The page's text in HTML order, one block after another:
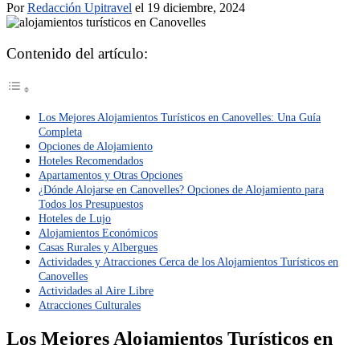
PorRedacción Upitravel el 19 diciembre, 2024
Contenido del artículo:
Los Mejores Alojamientos Turísticos en Canovelles: Una Guía
Completa
Opciones de Alojamiento
Hoteles Recomendados
Apartamentos y Otras Opciones
¿Dónde Alojarse en Canovelles? Opciones de Alojamiento para
Todos los Presupuestos
Hoteles de Lujo
Alojamientos Económicos
Casas Rurales y Albergues
Actividades y Atracciones Cerca de los Alojamientos Turísticos en
Canovelles
Actividades al Aire Libre
Atracciones Culturales
Los Mejores Alojamientos Turísticos en